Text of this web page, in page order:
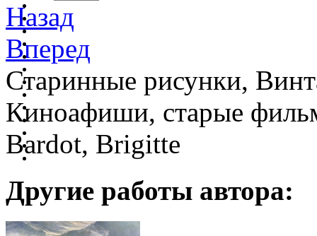
Назад
Вперед
Старинные рисунки,
Киноафиши, старые
Bardot, Brigitte
Другие работы автора: